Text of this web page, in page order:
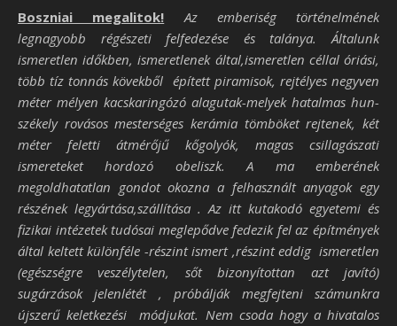
Boszniai megalitok! Az emberiség történelmének
legnagyobb régészeti felfedezése és talánya. Általunk
ismeretlen időkben, ismeretlenek által,ismeretlen céllal óriási,
több tíz tonnás kövekből épített piramisok, rejtélyes negyven
méter mélyen kacskaringózó alagutak-melyek hatalmas hun-
székely rovásos mesterséges kerámia tömböket rejtenek, két
méter feletti átmérőjű kőgolyók, magas csillagászati
ismereteket hordozó obeliszk. A ma emberének
megoldhatatlan gondot okozna a felhasznált anyagok egy
részének legyártása,szállítása . Az itt kutakodó egyetemi és
fizikai intézetek tudósai meglepődve fedezik fel az építmények
által keltett különféle -részint ismert ,részint eddig ismeretlen
(egészségre veszélytelen, sőt bizonyítottan azt javító)
sugárzások jelenlétét , próbálják megfejteni számunkra
újszerű keletkezési módjukat. Nem csoda hogy a hivatalos